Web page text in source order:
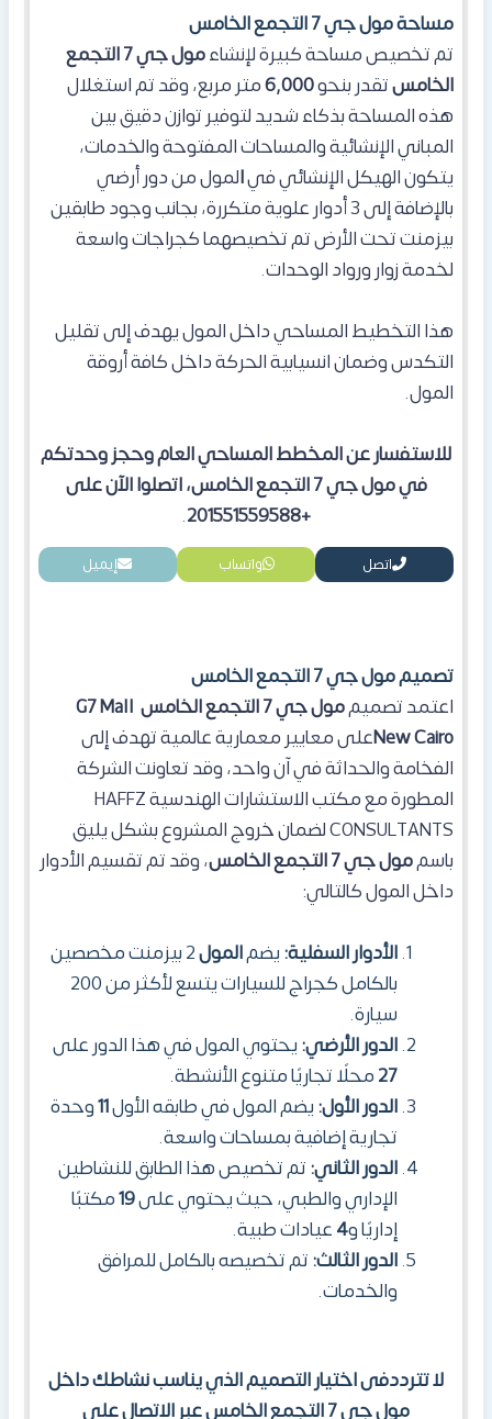
مساحة مول جي 7 التجمع الخامس
تم تخصيص مساحة كبيرة لإنشاء
مول جي 7 التجمع
الخامستقدر بنحو6,000متر مربع، وقد تم استغلال
هذه المساحة بذكاء شديد لتوفير توازن دقيق بين
المباني الإنشائية والمساحات المفتوحة والخدمات،
يتكون الهيكل الإنشائي فيالمول من دور أرضي
بالإضافة إلى 3 أدوار علوية متكررة، بجانب وجود طابقين
بيزمنت تحت الأرض تم تخصيصهما كجراجات واسعة
لخدمة زوار ورواد الوحدات.
هذا التخطيط المساحي داخلالموليهدف إلى تقليل
التكدس وضمان انسيابية الحركة داخل كافة أروقة
المول.
للاستفسار عن المخطط المساحي العام وحجز وحدتكم
في مول جي 7 التجمع الخامس، اتصلوا الآن على
+201551559588
.
اتصل واتساب إيميل
تصميم مول جي 7 التجمع الخامس
اعتمد تصميممول جي 7 التجمع الخامس
G7 Mall
New Cairoعلى معايير معمارية عالمية تهدف إلى
الفخامة والحداثة في آن واحد، وقد تعاونت الشركة
المطورة مع مكتب الاستشارات الهندسية HAFFZ
CONSULTANTS لضمان خروج المشروع بشكل يليق
باسممول جي 7 التجمع الخامس
، وقد تم تقسيم الأدوار
داخل المول كالتالي:
الأدوار السفلية:يضمالمول 2 بيزمنت مخصصين
بالكامل كجراج للسيارات يتسع لأكثر من 200
سيارة.
الدور الأرضي:يحتوي المول في هذا الدور على
27محلًا تجاريًا متنوع الأنشطة.
الدور الأول:يضم المول في طابقه الأول11وحدة
تجارية إضافية بمساحات واسعة.
الدور الثاني:تم تخصيص هذا الطابقللنشاطين
الإداري والطبي، حيث يحتوي على19مكتبًا
إداريًا و4عيادات طبية.
الدور الثالث:تم تخصيصه بالكامل للمرافق
والخدمات.
لا تترددفى اختيار التصميم الذي يناسب نشاطك داخل
مول جي 7 التجمع الخامس عبر الاتصال على